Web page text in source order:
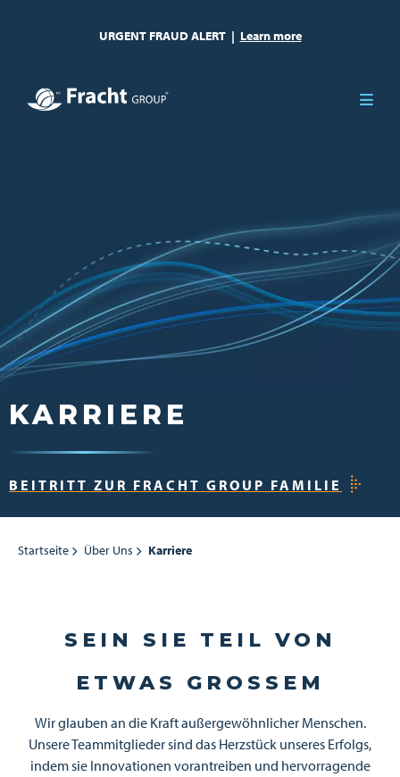
URGENT FRAUD ALERT | Learn more
KARRIERE
BEITRITT ZUR FRACHT GROUP FAMILIE
Startseite Über Uns Karriere
SEIN SIE TEIL VON
ETWAS GROSSEM
Wir glauben an die Kraft außergewöhnlicher Menschen.
Unsere Teammitglieder sind das Herzstück unseres Erfolgs,
indem sie Innovationen vorantreiben und hervorragende